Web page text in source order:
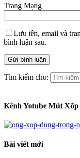
Trang Mạng
Lưu tên, email và
bình luận sau.
Tìm kiếm cho:
Kênh Yotube Mút Xốp
Bài viết mới